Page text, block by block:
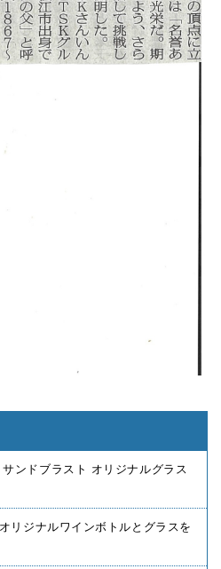
ンドブラスト オリジナルグラス
ジナルワインボトルとグラスを